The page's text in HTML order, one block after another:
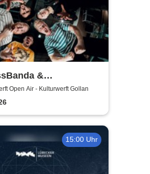
&
Open Air - Kulturwerft Gollan
15:00 Uhr